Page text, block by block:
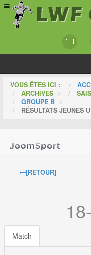
VOUS ÊTES ICI :
ARCHIVES >
GROUPE B >
RÉSULTATS JEUNES
[RETOUR]
Match